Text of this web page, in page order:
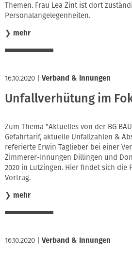
Themen. Frau Lea Zint ist dort
Personalangelegenheiten.
❯ mehr
16.10.2020 Verband & Innungen
Unfallverhütung im
Zum Thema "Aktuelles von der BG
Gefahrtarif, aktuelle Unfallzahlen &
referierte Erwin Taglieber bei einer
Zimmerer-Innungen Dillingen und
2020 in Lutzingen. Hier findet sich die
Vortrag.
❯ mehr
16.10.2020 Verband & Innungen